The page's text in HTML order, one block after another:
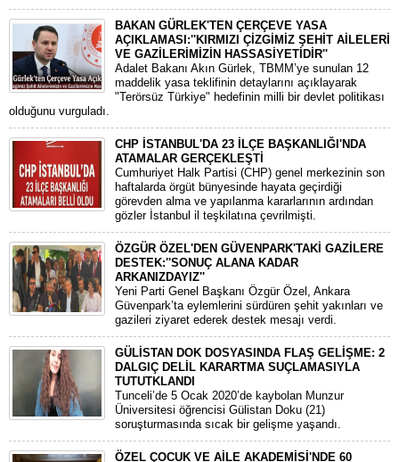
BAKAN GÜRLEK'TEN ÇERÇEVE YASA
AÇIKLAMASI:''KIRMIZI ÇİZGİMİZ ŞEHİT AİLELERİ
VE GAZİLERİMİZİN HASSASİYETİDİR''
Adalet Bakanı Akın Gürlek, TBMM’ye sunulan 12
maddelik yasa teklifinin detaylarını açıklayarak
"Terörsüz Türkiye" hedefinin milli bir devlet politikası
olduğunu vurguladı.
CHP İSTANBUL'DA 23 İLÇE BAŞKANLIĞI'NDA
ATAMALAR GERÇEKLEŞTİ
​Cumhuriyet Halk Partisi (CHP) genel merkezinin son
haftalarda örgüt bünyesinde hayata geçirdiği
görevden alma ve yapılanma kararlarının ardından
gözler İstanbul il teşkilatına çevrilmişti.
ÖZGÜR ÖZEL'DEN GÜVENPARK'TAKİ GAZİLERE
DESTEK:''SONUÇ ALANA KADAR
ARKANIZDAYIZ''
​Yeni Parti Genel Başkanı Özgür Özel, Ankara
Güvenpark’ta eylemlerini sürdüren şehit yakınları ve
gazileri ziyaret ederek destek mesajı verdi.
GÜLİSTAN DOK DOSYASINDA FLAŞ GELİŞME: 2
DALGIÇ DELİL KARARTMA SUÇLAMASIYLA
TUTUTKLANDI
​Tunceli’de 5 Ocak 2020’de kaybolan Munzur
Üniversitesi öğrencisi Gülistan Doku (21)
soruşturmasında sıcak bir gelişme yaşandı.
ÖZEL ÇOCUK VE AİLE AKADEMİSİ'NDE 60